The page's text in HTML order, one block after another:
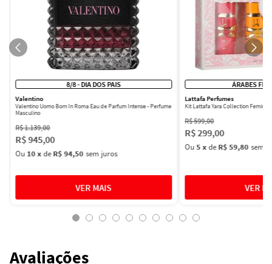
8/8 - DIA DOS PAIS
Valentino
Valentino Uomo Born In Roma Eau de Parfum Intense - Perfume
Masculino
R$1.139,00
R$945,00
Ou 10xdeR$ 94,50 sem juros
ÁRABES
Lattafa Perfumes
Kit Lattafa Yara Collection
R$599,00
R$299,00
Ou5xdeR$ 59,80 sem
Avaliações